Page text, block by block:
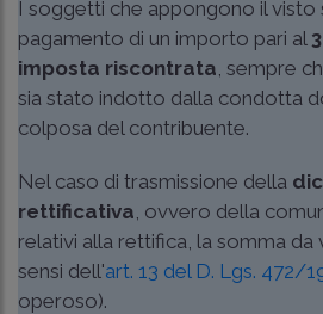
I soggetti che appongono il visto
pagamento di un importo pari al
imposta riscontrata , sempre
sia stato indotto dalla condotta
colposa del contribuente.
Nel caso di trasmissione della
rettificativa , ovvero della
relativi alla rettifica, la somma da
sensi dell'art. 13 del D. Lgs. 472/
operoso).